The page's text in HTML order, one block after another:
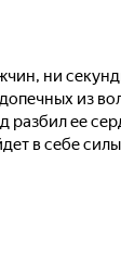
ни
из
ее
в себе